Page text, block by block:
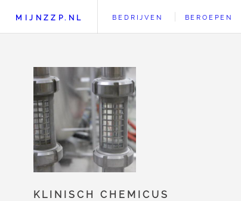
KLINISCH CHEMICUS
MIJNZZP.NL BEDRIJVEN BEROEPEN